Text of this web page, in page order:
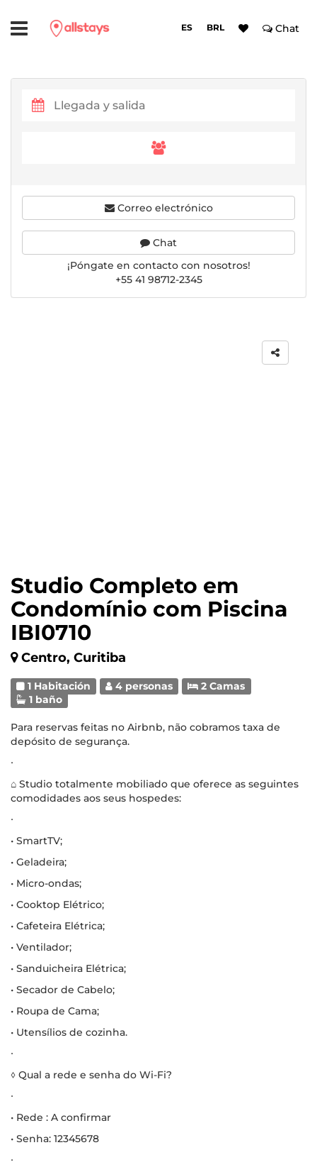
ES BRL Chat
Studio Completo em
Condomínio com Piscina
IBI0710
Centro, Curitiba
1 Habitación 4 personas
2 Camas
1 baño
Para reservas feitas no Airbnb, não cobramos taxa de
depósito de segurança.
∙
⌂ Studio totalmente mobiliado que oferece as seguintes
comodidades aos seus hospedes:
∙
• SmartTV;
• Geladeira;
• Micro-ondas;
• Cooktop Elétrico;
• Cafeteira Elétrica;
• Ventilador;
• Sanduicheira Elétrica;
• Secador de Cabelo;
• Roupa de Cama;
• Utensílios de cozinha.
∙
◊ Qual a rede e senha do Wi-Fi?
∙
• Rede : A confirmar
• Senha: 12345678
∙
Correo electrónico
Chat
¡Póngate en contacto con nosotros!
+55 41 98712-2345